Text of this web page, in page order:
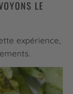
LE
expérience,